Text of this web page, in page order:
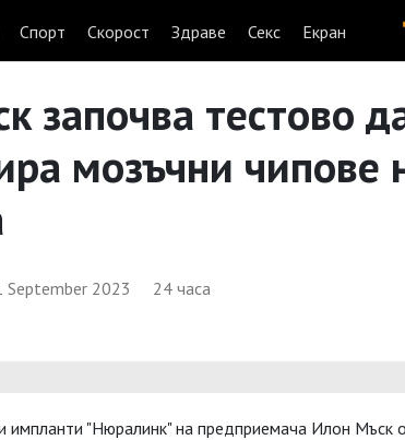
Спорт Скорост Здраве Секс Екран
започва тестово
мозъчни чипове
September 2023 24 часа
импланти "Нюралинк" на предприемача Илон Мъск